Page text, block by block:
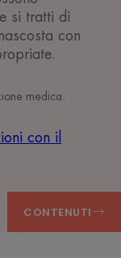
si tratti di
con
medica
con il
CONTENUTI